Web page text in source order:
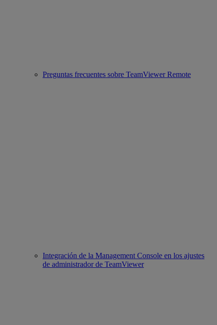
Preguntas frecuentes sobre TeamViewer Remote
Integración de la Management Console en los ajustes
de administrador de TeamViewer